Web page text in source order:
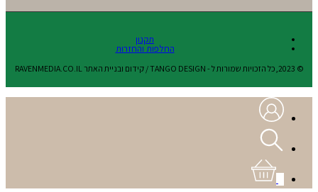
תקנון
החלפות והחזרות
© 2023,כל הזכויות שמורות ל - TANGO DESIGN / קידום ובניית האתר RAVENMEDIA.CO.IL